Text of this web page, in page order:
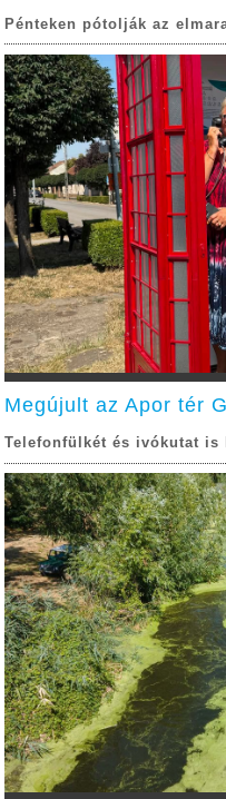
Pénteken pótolják az
Megújult az Apor tér
Telefonfülkét és ivókutat is